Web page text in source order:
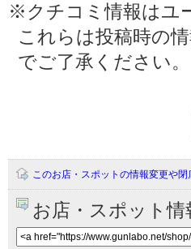
※クチコミ情報はユ
これらは投稿時の
でご了承ください。
このお店・スポットの情報変更や
お店・スポット